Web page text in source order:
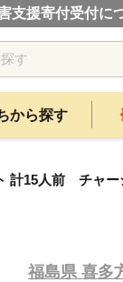
支援寄付受付に
から探す
計15人前
福島県 喜多